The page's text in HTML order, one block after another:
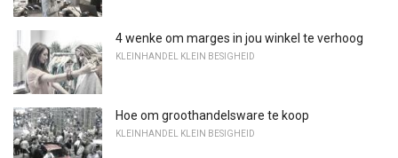
4 wenke om marges in jou winkel te verhoog
KLEINHANDEL KLEIN BESIGHEID
Hoe om groothandelsware te koop
KLEINHANDEL KLEIN BESIGHEID